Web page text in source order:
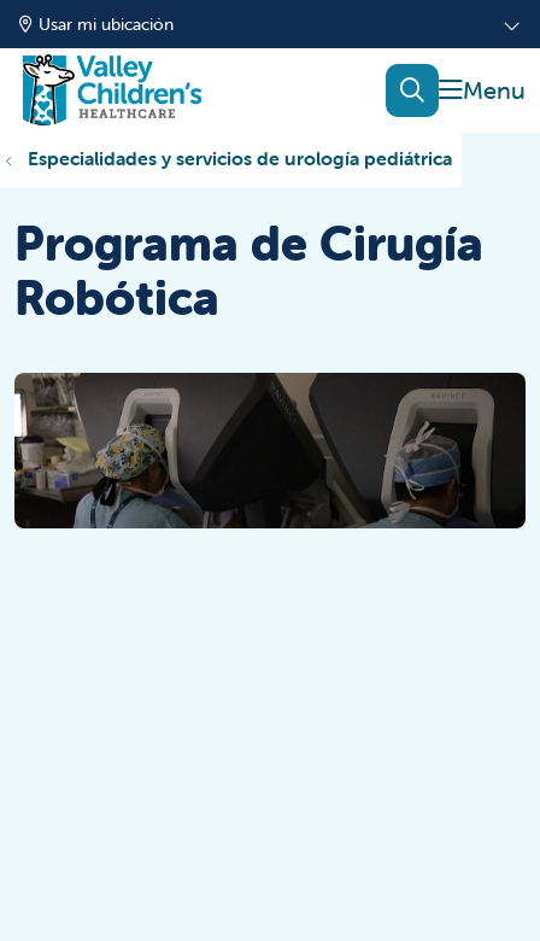
Usar mi ubicación
mostrar
buscar
Especialidades y servicios de urología pediátrica
Programa de Cirugía
Robótica